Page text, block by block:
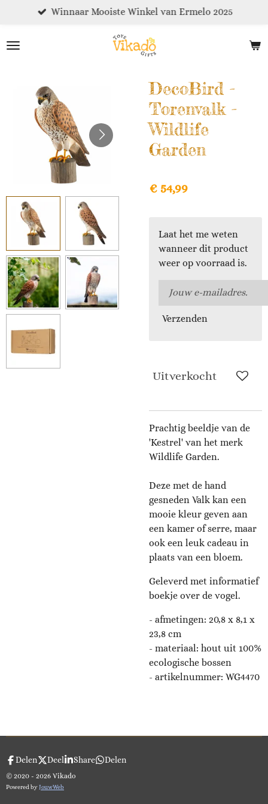
naar
Winnaar Mooiste Winkel van Ermelo 2025
DecoBird -
Torenvalk -
Wildlife
Garden
€ 54,99
Laat het me weten
wanneer dit product
weer op voorraad is.
Verzenden
Uitverkocht
Prachtig beeldje van de
'Kestrel' van het merk
Wildlife Garden.
Deze met de hand
gesneden Valk kan een
mooie kleur geven aan
een kamer of serre, maar
ook een leuk cadeau in
plaats van een bloem.
Geleverd met informatief
boekje over de vogel.
- afmetingen: 20,8 x 8,1 x
23,8 cm
- materiaal: hout uit 100%
ecologische bossen
- artikelnummer: WG4470
Delen Deel Share Delen
© 2020 - 2026 Vikado
Powered byJouwWeb